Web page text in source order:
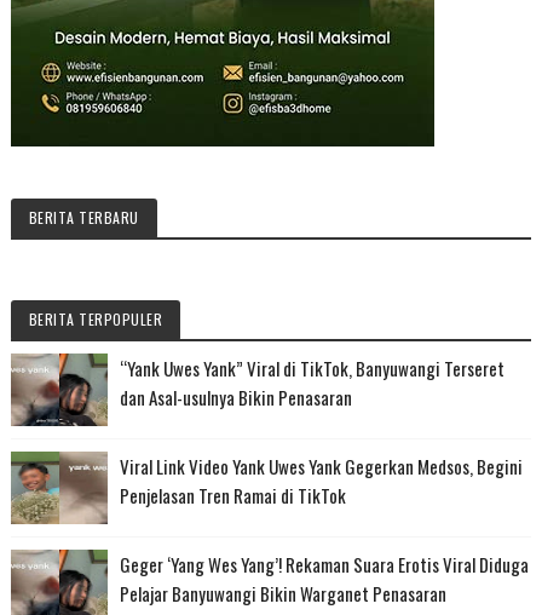
BERITA TERBARU
BERITA TERPOPULER
“Yank Uwes Yank” Viral di TikTok, Banyuwangi Terseret
dan Asal-usulnya Bikin Penasaran
Viral Link Video Yank Uwes Yank Gegerkan Medsos, Begini
Penjelasan Tren Ramai di TikTok
Geger ‘Yang Wes Yang’! Rekaman Suara Erotis Viral Diduga
Pelajar Banyuwangi Bikin Warganet Penasaran